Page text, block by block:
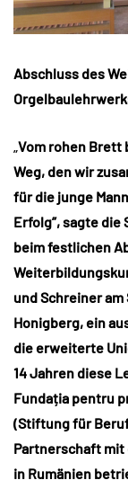
Abschluss des
„Vom rohen Brett
Weg, den wir
für die junge
Erfolg”, sagte die
beim festlichen
und Schreiner
Honigberg, ein
die erweiterte
14 Jahren diese
Fundația pentru
(Stiftung für
Partnerschaft mit
in Rumänien